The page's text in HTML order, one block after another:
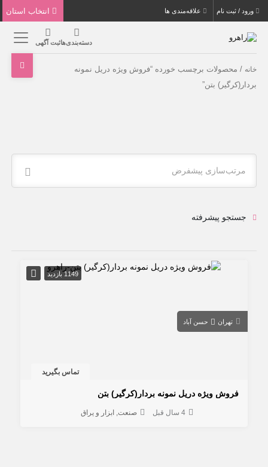
ورود / ثبت نام علاقه‌مندی ها
دسته‌بندی‌هاثبت آگهی
خانه / محصولات برچسب خورده “فروش ویژه دریل نمونه
بردار(کرگیر) بتن”
مرتب‌سازی پیشفرض
جستجو پیشرفته
1149 بازدید
تهران حسن آباد
تماس بگیرید
فروش ویژه دریل نمونه بردار(کرگیر) بتن
4 سال قبل صنعت ابزار و یراق